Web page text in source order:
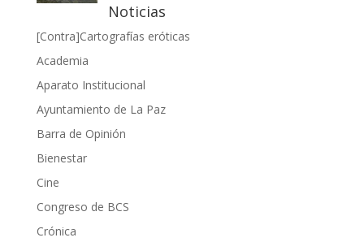
Noticias
[Contra]Cartografías eróticas
Academia
Aparato Institucional
Ayuntamiento de La Paz
Barra de Opinión
Bienestar
Cine
Congreso de BCS
Crónica